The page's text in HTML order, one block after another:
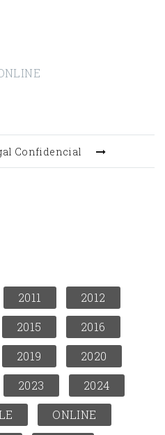
Confidencial
2011
2012
2015
2016
2019
2020
2023
2024
ONLINE